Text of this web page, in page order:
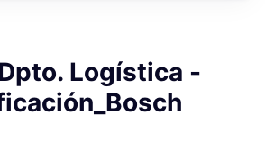
Logística -